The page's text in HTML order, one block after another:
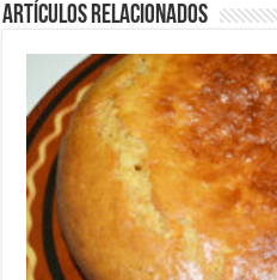
Artículos relacionados